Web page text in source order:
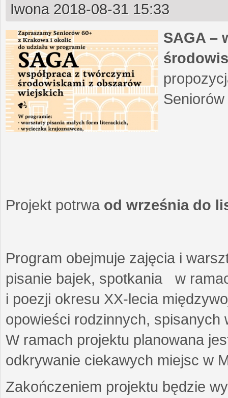
Iwona 2018-08-31 15:33
SAGA –
Projekt potrwa od września do
Program obejmuje zajęcia i
pisanie bajek, spotkania w
i poezji okresu XX-lecia
opowieści rodzinnych,
W ramach projektu planowana
odkrywanie ciekawych miejsc w
Zakończeniem projektu będzie